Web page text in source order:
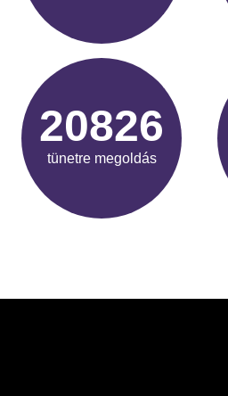
26413
tünetre megoldás